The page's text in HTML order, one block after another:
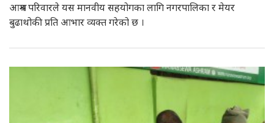
आश्रम परिवारले यस मानवीय सहयोगका लागि नगरपालिका र मेयर
बुढाथोकी प्रति आभार व्यक्त गरेको छ ।